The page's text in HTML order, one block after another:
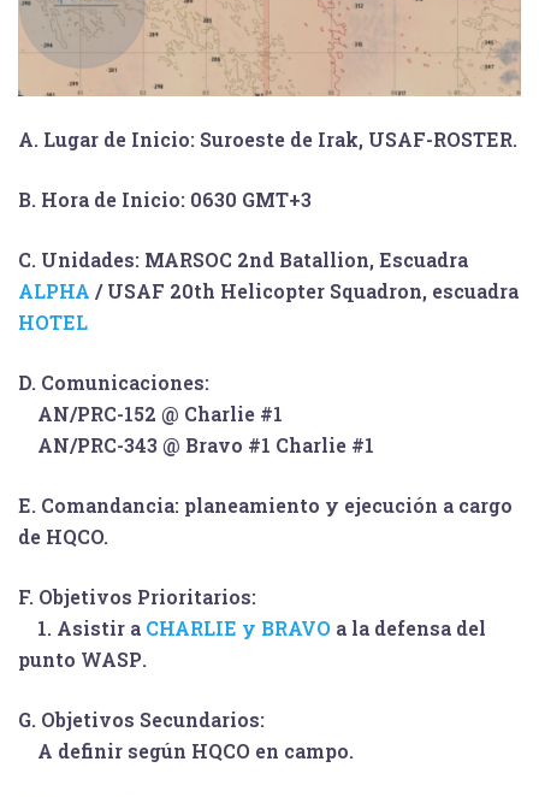
A. Lugar de Inicio: Suroeste de Irak, USAF-ROSTER.
B. Hora de Inicio: 0630 GMT+3
C. Unidades: MARSOC 2nd Batallion, Escuadra
ALPHA / USAF 20th Helicopter Squadron, escuadra
HOTEL
D. Comunicaciones:
AN/PRC-152 @ Charlie #1
AN/PRC-343 @ Bravo #1 Charlie #1
E. Comandancia: planeamiento y ejecución a cargo
de HQCO.
F. Objetivos Prioritarios:
1. Asistir a CHARLIE y BRAVO a la defensa del
punto WASP.
G. Objetivos Secundarios:
A definir según HQCO en campo.